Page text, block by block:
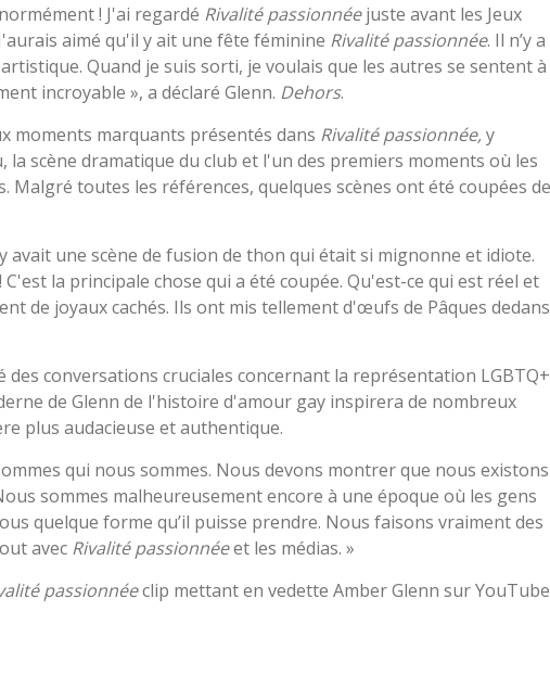
! J'ai regardé Rivalité passionnéejuste avant les Jeux
aimé qu'il y ait une fête féminine Rivalité passionnée. Il n’y a
Quand je suis sorti, je voulais que les autres se sentent à
incroyable », a déclaré Glenn. Dehors.
moments marquants présentés dans Rivalité passionnée,y
la scène dramatique du club et l'un des premiers moments où les
Malgré toutes les références, quelques scènes ont été coupées de
avait une scène de fusion de thon qui était si mignonne et idiote.
la principale chose qui a été coupée. Qu'est-ce qui est réel et
de joyaux cachés. Ils ont mis tellement d'œufs de Pâques
des conversations cruciales concernant la représentation LGBTQ+
de Glenn de l'histoire d'amour gay inspirera de nombreux
plus audacieuse et authentique.
qui nous sommes. Nous devons montrer que nous
sommes malheureusement encore à une époque où les gens
quelque forme qu’il puisse prendre. Nous faisons vraiment des
avec Rivalité passionnéeet les médias. »
passionnéeclip mettant en vedette Amber Glenn sur YouTube